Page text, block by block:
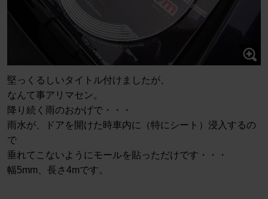
堅っくるしいタイトル付けましたが、
なんて事アリマセン。
降り続く雨のおかげで・・・
雨水が、ドアを開けた時車内に（特にシート）浸入するの
で
垂れてこないようにモールを貼っただけです・・・
幅5mm、長さ4mです。